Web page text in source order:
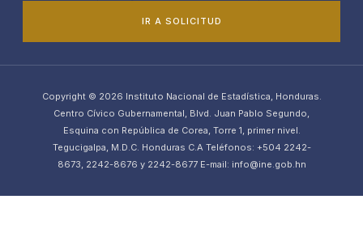
IR A SOLICITUD
Copyright © 2026 Instituto Nacional de Estadística, Honduras.
Centro Cívico Gubernamental, Blvd. Juan Pablo Segundo,
Esquina con República de Corea, Torre 1, primer nivel.
Tegucigalpa, M.D.C. Honduras C.A Teléfonos: +504 2242-
8673, 2242-8676 y 2242-8677 E-mail: info@ine.gob.hn